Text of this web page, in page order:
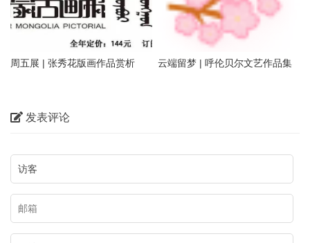
（版画方向）
暨藏书票展
周五展 | 张秀花版画作品赏析
云端留梦 | 呼伦贝尔文艺作品集
发表评论